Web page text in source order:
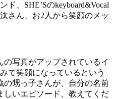
ド、SHE’Sのkeyboard&Vocal
さん、お2人から笑顔のメッ
写真がアップされているイ
て笑顔になっているという
の甥っ子さんが、自分の名前
しいエピソード、教えてくだ